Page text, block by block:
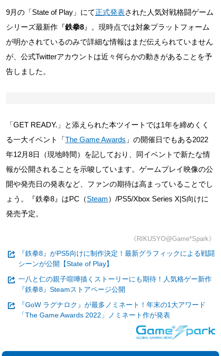
9月の「State of Play」にて正式発表された人気対戦格闘ゲーム
シリーズ最新作『鉄拳8 』。現時点では対象プラットフォーム
が明かされているのみで詳細な情報はまだ伝えられていません
が、公式Twitterアカウントは近々何らかの動きがあることを予
告しました。
「GET READY.」と添えられた本ツイートでは1年を締めくく
る一大イベント「The Game Awards 」の開催日でもある2022
年12月8日（現地時間）を記しており、同イベントで新たな情
報が公開されることを示唆しています。ゲームプレイ映像の公
開や発売日の発表など、ファンの期待は高まっていることでし
ょう。『鉄拳8』はPC（Steam）/PS5/Xbox Series X|S向けに
発売予定。
《RIKUSYO@Game*Spark》
『鉄拳8』がPS5向けに制作決定！最新グラフィックによる戦闘
シーンが公開【State of Play】
一八と仁の親子喧嘩描くストーリーにも期待！人気格ゲー新作
『鉄拳8』Steamストアページ公開
『GoW ラグナロク』が最多ノミネート！年末の1大アワード
「The Game Awards 2022」ノミネート作が発表